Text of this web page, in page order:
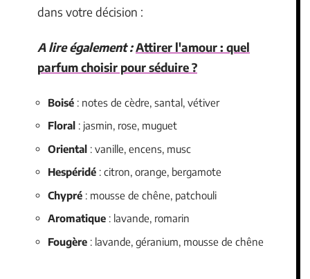
dans votre décision :
A lire également :Attirer l'amour : quel
parfum choisir pour séduire ?
Boisé : notes de cèdre, santal, vétiver
Floral : jasmin, rose, muguet
Oriental : vanille, encens, musc
Hespéridé : citron, orange, bergamote
Chypré : mousse de chêne, patchouli
Aromatique : lavande, romarin
Fougère : lavande, géranium, mousse de chêne